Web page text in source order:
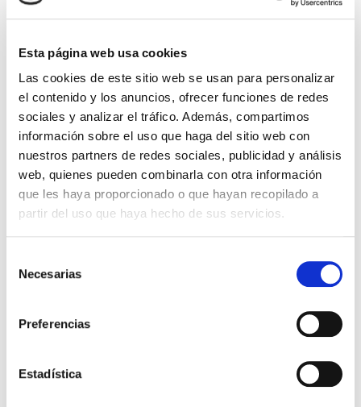
Esta página web usa cookies
Las cookies de este sitio web se usan para personalizar
el contenido y los anuncios, ofrecer funciones de redes
sociales y analizar el tráfico. Además, compartimos
información sobre el uso que haga del sitio web con
nuestros partners de redes sociales, publicidad y análisis
web, quienes pueden combinarla con otra información
que les haya proporcionado o que hayan recopilado a
partir del uso que haya hecho de sus servicios.
Necesarias
Preferencias
Estadística
Cuando cualquier persona se acerca al mundo de
abrumada por la cantidad de información.
[…]
Leer más >